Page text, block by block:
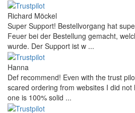
Richard Möckel
Super Support! Bestellvorgang hat
Feuer bei der Bestellung gemacht,
wurde. Der Support ist w ...
Hanna
Def recommend! Even with the trust
scared ordering from websites I did
one is 100% solid ...